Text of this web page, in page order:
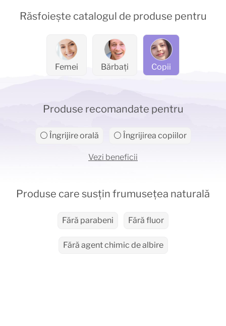
Răsfoiește catalogul de produse pentru
Femei Bărbați Copii
Produse recomandate pentru
⚪ Îngrijire orală ⚪ Îngrijirea copiilor
Vezi beneficii
Produse care susțin frumusețea naturală
Fără parabeni Fără fluor
Fără agent chimic de albire